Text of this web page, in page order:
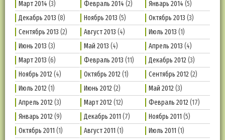
Март 2014 (3) Февраль 2014 (2) Январь 2014 (5)
Декабрь 2013 (8) Ноябрь 2013 (5) Октябрь 2013 (3)
Сентябрь 2013 (2) Август 2013 (4) Июль 2013 (1)
Июнь 2013 (3) Май 2013 (4) Апрель 2013 (4)
Март 2013 (6) Февраль 2013 (11) Декабрь 2012(3)
Ноябрь 2012(4) Октябрь 2012(1) Сентябрь 2012(2)
Июль 2012(1) Июнь 2012(2) Май 2012(3)
Апрель 2012(3) Март 2012(12) Февраль 2012(17)
Январь 2012(9) Декабрь 2011 (7) Ноябрь 2011 (5)
Октябрь 2011 (1) Август 2011 (1) Июль 2011 (1)